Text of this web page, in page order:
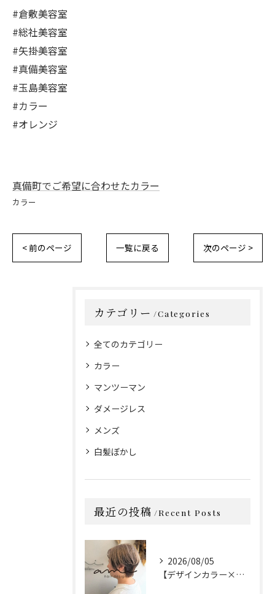
#倉敷美容室
#総社美容室
#矢掛美容室
#真備美容室
#玉島美容室
#カラー
#オレンジ
真備町でご希望に合わせたカラー
カラー
< 前のページ 一覧に戻る 次のページ >
カテゴリー Categories
全てのカテゴリー
カラー
マンツーマン
ダメージレス
メンズ
白髪ぼかし
最近の投稿 Recent Posts
2026/08/05
【デザインカラー×カット】